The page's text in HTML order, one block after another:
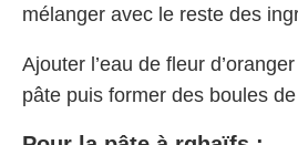
mélanger avec le reste des
Ajouter l’eau de fleur
pâte puis former des boules